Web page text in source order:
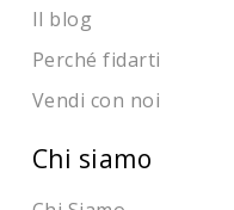
Il blog
Perché fidarti
Vendi con noi
Chi siamo